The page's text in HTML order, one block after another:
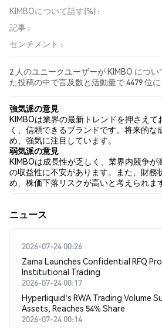
KIMBOについて話す(%) :
記事 :
センチメント :
2 人のユニークユーザーが KIMBO につ
た投稿の中で言及数と活動量で 4479 位
情は 強気 でした。 最後に、KIMBO に関
公開されました。 Twitterでは、100.00%
を示し、0.00% のツイートが弱気の感情
ツイートは KIMBO に対して中立的でし
件のツイートに基づいています。
強気派の意見
KIMBOは業界の最新トレンドを押さえて
く、信頼できるブランドです。将来的な
め、強気に注目しています。
弱気派の意見
KIMBOは成長性が乏しく、業界内競争
の収益性に不安があります。また、財務
め、株価下落リスクが高いと考えられま
​​ニュース​​
2026-07-24 00:26
Zama Launches Confidential RFQ
Institutional Trading
2026-07-24 00:17
Hyperliquid's RWA Trading Volume
Assets, Reaches 54% Share
2026-07-24 00:14